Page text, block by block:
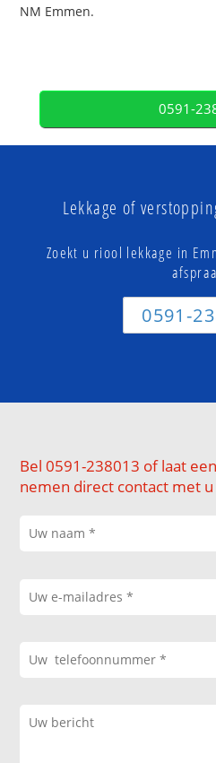
NM Emmen.
0591-
Lekkage of
Zoekt u riool lekkage in
0591-
Bel 0591-238013 of laat
nemen direct contact met u